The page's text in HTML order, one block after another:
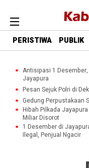
PERISTIWA PUBLIK
Antisipasi 1 Desember,
Jayapura
Pesan Sejuk Polri di
Gedung Perpustakaan
Hibah Pilkada
Miliar Disorot
1 Desember di
Ilegal, Penjual Ngacir